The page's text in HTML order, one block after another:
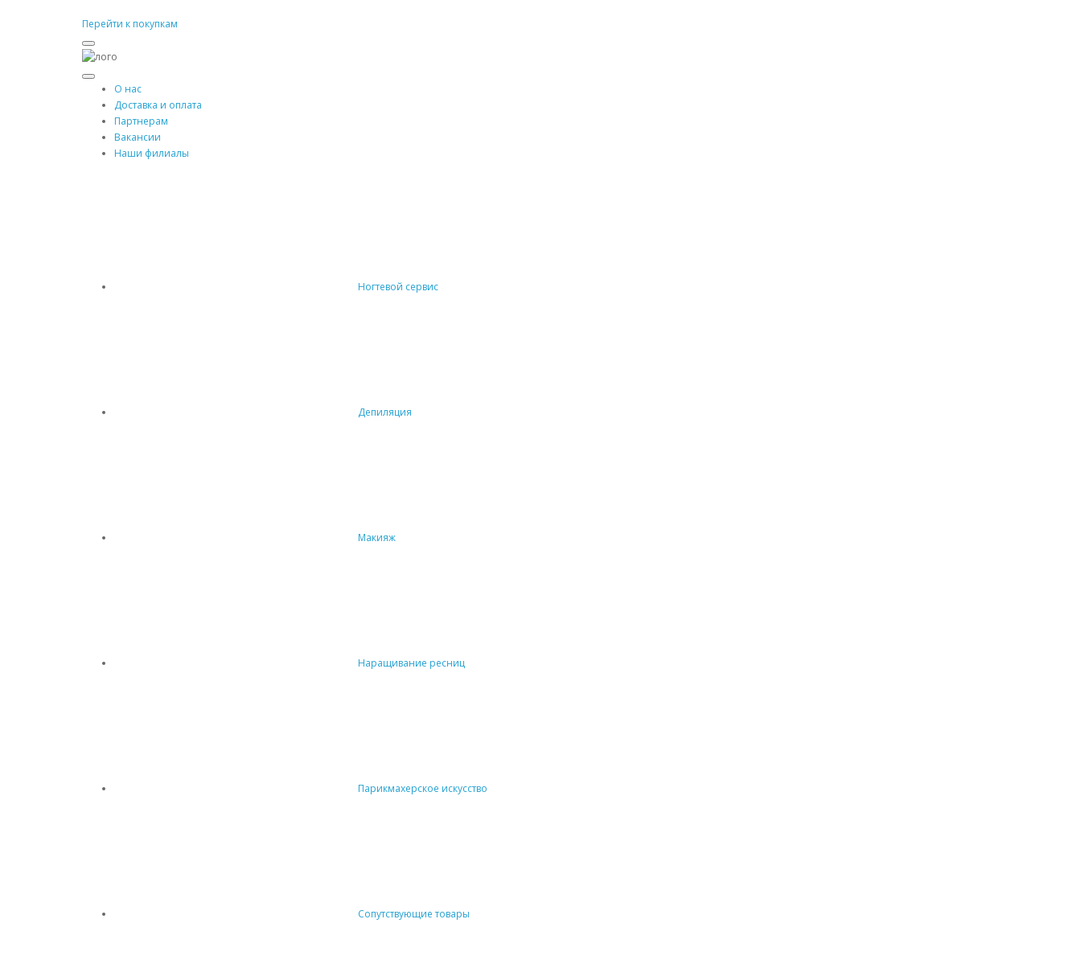
Перейти к покупкам
О нас
Доставка и оплата
Партнерам
Вакансии
Наши филиалы
Ногтевой сервис
Депиляция
Макияж
Наращивание ресниц
Парикмахерское искусство
Сопутствующие товары